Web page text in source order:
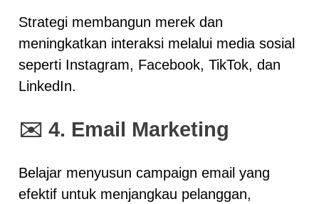
Strategi membangun merek dan
meningkatkan interaksi melalui media sosial
seperti Instagram, Facebook, TikTok, dan
LinkedIn.
✉️ 4. Email Marketing
Belajar menyusun campaign email yang
efektif untuk menjangkau pelanggan,